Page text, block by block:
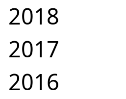
2018
2017
2016